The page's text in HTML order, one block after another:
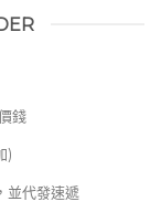
錢
)
並代發速遞